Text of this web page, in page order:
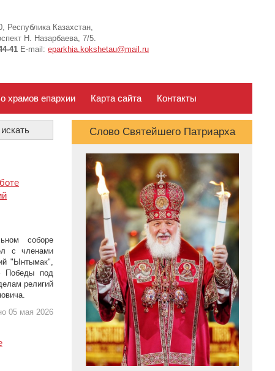
Республика Казахстан,
Н. Назарбаева, 7/5.
41 E-mail: eparkhia.kokshetau@mail.ru
храмов епархии Карта сайта Контакты
соборе
с членами
"Ынтымак",
Победы под
религий
05 мая 2026
Слово Святейшего Патриарха